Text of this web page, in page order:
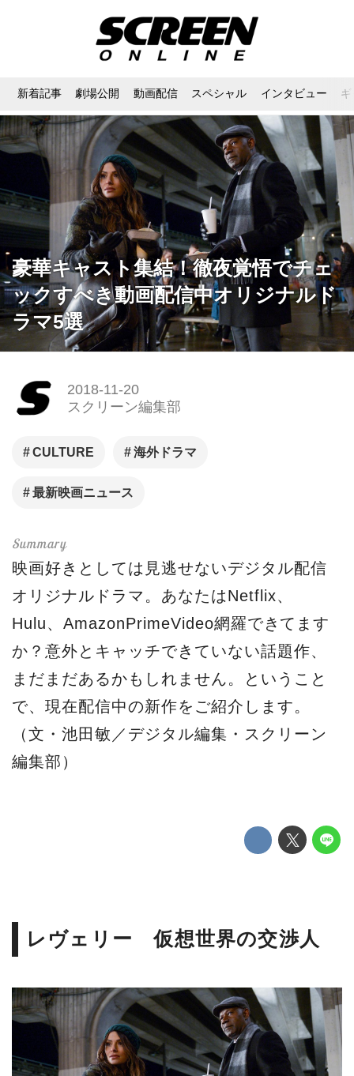
新着記事 劇場公開 動画配信 スペシャル インタビュー
豪華キャスト集結！徹夜覚悟でチェ
ックすべき動画配信中オリジナルド
ラマ5選
2018-11-20
スクリーン編集部
CULTURE 海外ドラマ
最新映画ニュース
映画好きとしては見逃せないデジタル配信
オリジナルドラマ。あなたはNetflix、
Hulu、AmazonPrimeVideo網羅できてます
か？意外とキャッチできていない話題作、
まだまだあるかもしれません。ということ
で、現在配信中の新作をご紹介します。
（文・池田敏／デジタル編集・スクリーン
編集部）
レヴェリー 仮想世界の交渉人